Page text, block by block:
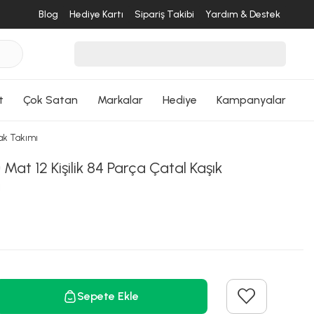
Blog Hediye Kartı Sipariş Takibi Yardım & Destek
Çok Satan Markalar Hediye Kampanyalar
Takımı
12 Kişilik 84 Parça Çatal Kaşık
Sepete Ekle